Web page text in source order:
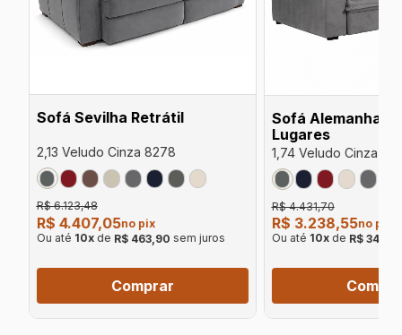
Sofá Sevilha Retrátil
2,13 Veludo Cinza 8278
R$ 6.123,48
R$ 4.407,05no pix
Ou até 10xde R$ 463,90 sem juros
Comprar
Sofá Alemanha
Lugares
1,74 Veludo Cinza
R$ 4.431,70
R$ 3.238,55no pix
Ou até 10xde R$